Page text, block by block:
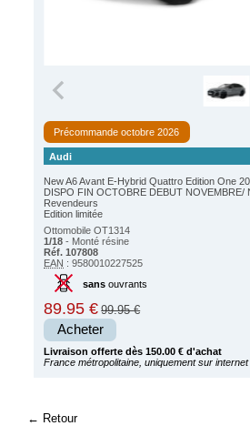
Précommande octobre 2026
Audi
New A6 Avant E-Hybrid Quattro Edition One
DISPO FIN OCTOBRE DEBUT NOVEMBRE/
Revendeurs
Edition limitée
Ottomobile OT1314
1/18 - Monté résine
Réf. 107808
EAN : 9580010227525
sansouvrants
89.95 € 99.95 €
Acheter
Livraison offerte dès 150.00 € d'achat
France métropolitaine, uniquement sur internet
Retour